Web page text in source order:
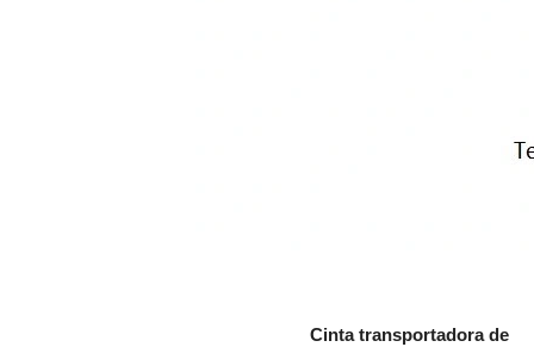
Cinta transportadora de